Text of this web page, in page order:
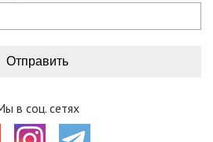
в соц. сетях